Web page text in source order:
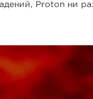
Proton ни